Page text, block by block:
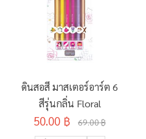
ดินสอสี มาสเตอร์อาร์ต 6
สีรุ่นกลิ่น Floral
50.00 ฿ 69.00 ฿